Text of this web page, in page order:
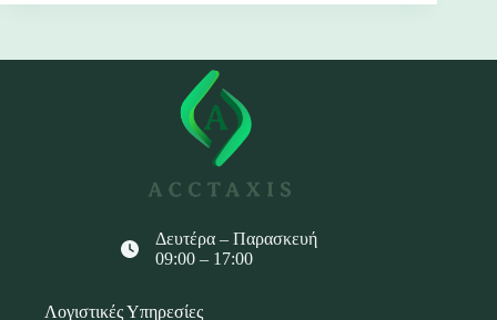
Δευτέρα – Παρασκευή
09:00 – 17:00
Λογιστικές Υπηρεσίες